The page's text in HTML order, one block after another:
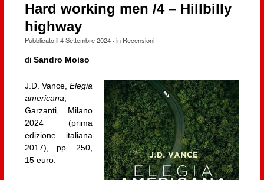
Hard working men /4 – Hillbilly
highway
Pubblicato il4 Settembre 2024· in Recensioni·
di Sandro Moiso
J.D. Vance,Elegia
americana
Garzanti, Milano
2024 (prima
edizione italiana
2017), pp. 250,
15 euro.